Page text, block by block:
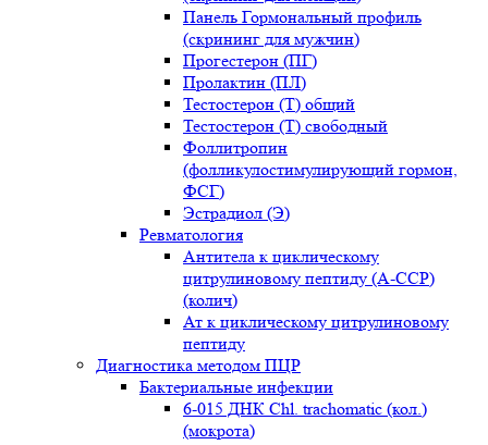
Панель Гормональный профиль
(скрининг для мужчин)
Прогестерон (ПГ)
Пролактин (ПЛ)
Тестостерон (Т) общий
Тестостерон (Т) свободный
Фоллитропин
(фолликулостимулирующий гормон,
ФСГ)
Эстрадиол (Э)
Ревматология
Антитела к циклическому
цитрулиновому пептиду (A-ССР)
(колич)
Ат к циклическому цитрулиновому
пептиду
Диагностика методом ПЦР
Бактериальные инфекции
6-015 ДНК Chl. trachomatic (кол.)
(мокрота)